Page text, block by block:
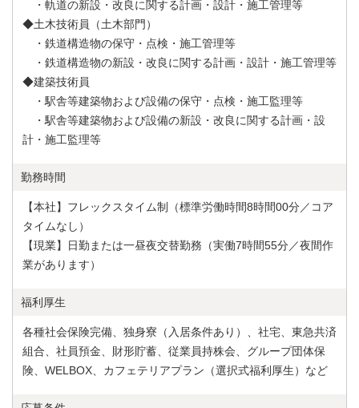
・軌道の新設・改良に関する計画・設計・施工管理等
◆土木技術員（土木部門）
・鉄道構造物の保守・点検・施工管理等
・鉄道構造物の新設・改良に関する計画・設計・施工管理等
◆建築技術員
・駅舎等建築物および設備の保守・点検・施工監理等
・駅舎等建築物および設備の新設・改良に関する計画・設
計・施工監理等
勤務時間
【本社】フレックスタイム制（標準労働時間8時間00分／コア
タイムなし）
【現業】日勤または一昼夜交替勤務（実働7時間55分／夜間作
業があります）
福利厚生
各種社会保険完備、独身寮（入居条件あり）、社宅、東急共済
組合、社員預金、財形貯蓄、従業員持株会、グループ団体保
険、WELBOX、カフェテリアプラン（選択式福利厚生）など